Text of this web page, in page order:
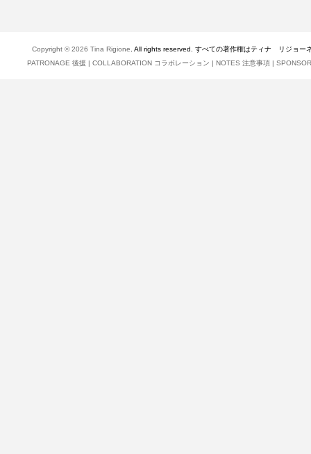
Copyright © 2026 Tina Rigione . All rights reserved. すべての著作権はティナ リジョー
PATRONAGE 後援 | COLLABORATION コラボレーション | NOTES 注意事項 |